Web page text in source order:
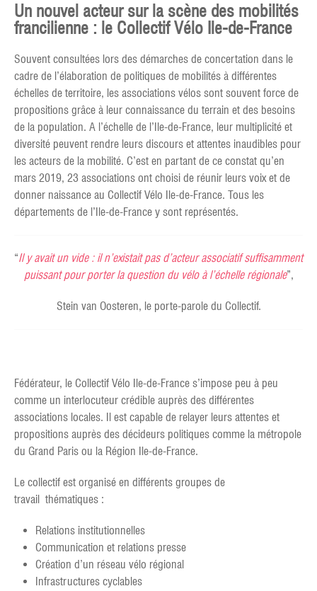
Un nouvel acteur sur la scène des mobilités
francilienne : le Collectif Vélo Ile-de-France
Souvent consultées lors des démarches de concertation dans le
cadre de l’élaboration de politiques de mobilités à différentes
échelles de territoire, les associations vélos sont souvent force de
propositions grâce à leur connaissance du terrain et des besoins
de la population. A l’échelle de l’Ile-de-France, leur multiplicité et
diversité peuvent rendre leurs discours et attentes inaudibles pour
les acteurs de la mobilité. C’est en partant de ce constat qu’en
mars 2019, 23 associations ont choisi de réunir leurs voix et de
donner naissance au Collectif Vélo Ile-de-France. Tous les
départements de l’Ile-de-France y sont représentés.
“Il y avait un vide : il n’existait pas d’acteur associatif suffisamment
puissant pour porter la question du vélo à l’échelle régionale”,
Stein van Oosteren, le porte-parole du Collectif.
Fédérateur, le Collectif Vélo Ile-de-France s’impose peu à peu
comme un interlocuteur crédible auprès des différentes
associations locales. Il est capable de relayer leurs attentes et
propositions auprès des décideurs politiques comme la métropole
du Grand Paris ou la Région Ile-de-France.
Le collectif est organisé en différents groupes de
travail thématiques :
Relations institutionnelles
Communication et relations presse
Création d’un réseau vélo régional
Infrastructures cyclables